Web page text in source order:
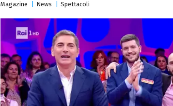
Magazine News Spettacoli